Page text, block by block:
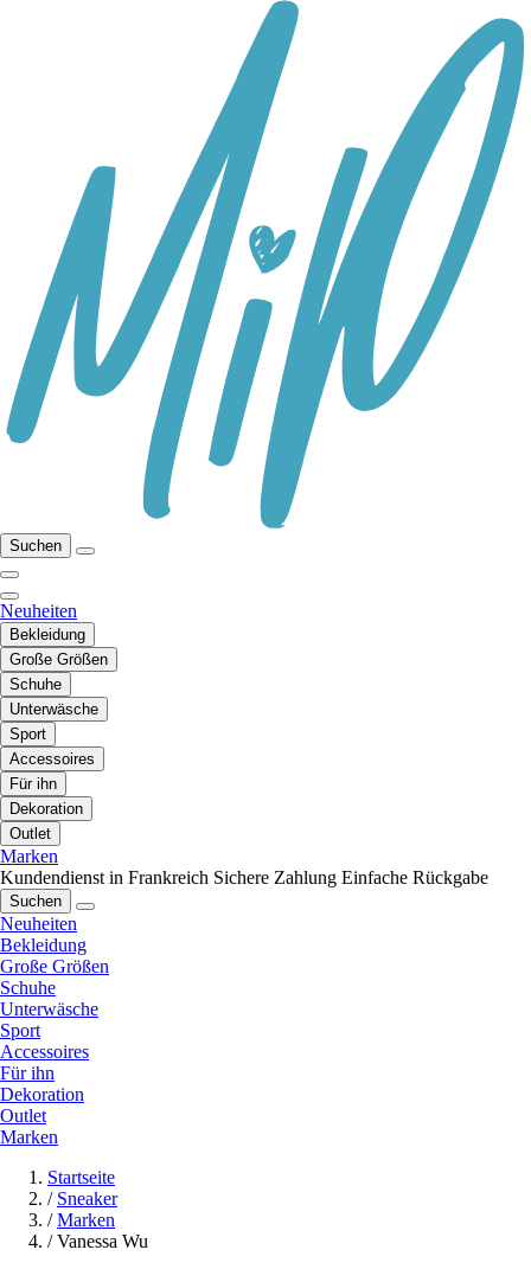
Suchen
Neuheiten
Bekleidung
Große Größen
Schuhe
Unterwäsche
Sport
Accessoires
Für ihn
Dekoration
Outlet
Marken
Kundendienst in Frankreich Sichere Zahlung Einfache Rückgabe
Suchen
Neuheiten
Bekleidung
Große Größen
Schuhe
Unterwäsche
Sport
Accessoires
Für ihn
Dekoration
Outlet
Marken
Startseite
/ Sneaker
/ Marken
/ Vanessa Wu